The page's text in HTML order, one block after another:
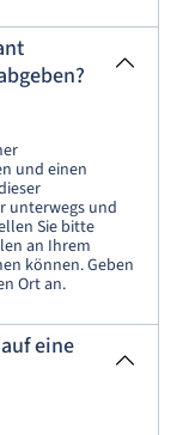
und einen
unterwegs und
Sie bitte
an Ihrem
können. Geben
Ort an.
eine